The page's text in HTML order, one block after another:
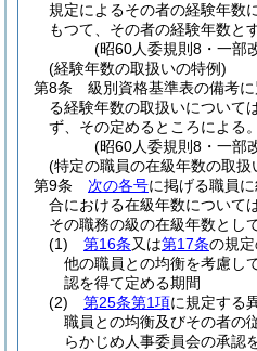
規定によるその者の経験年数
もつて、その者の経験年数と
(昭60人委規則8・一部
(経験年数の取扱いの特例)
第8条
級別資格基準表の備考
る経験年数の取扱いについては
ず、その定めるところによる。
(昭60人委規則8・一部
(特定の職員の在級年数の取扱
第9条
次の各号に掲げる職員
合における在級年数については
その職務の級の在級年数とし
(1)
第16条又は第17条の規
他の職員との均衡を考慮し
認を得て定める期間
(2)
第25条第1項に規定する
職員との均衡及びその者の
らかじめ人事委員会の承認